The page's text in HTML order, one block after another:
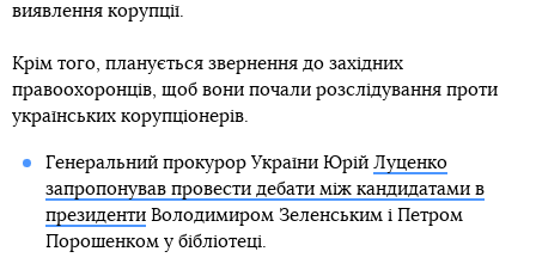
виявлення корупції.
Крім того, планується звернення до західних
правоохоронців, щоб вони почали розслідування проти
українських корупціонерів.
Генеральний прокурор України Юрій Луценко
запропонував провести дебати між кандидатами в
президентиВолодимиром Зеленським і Петром
Порошенком у бібліотеці.